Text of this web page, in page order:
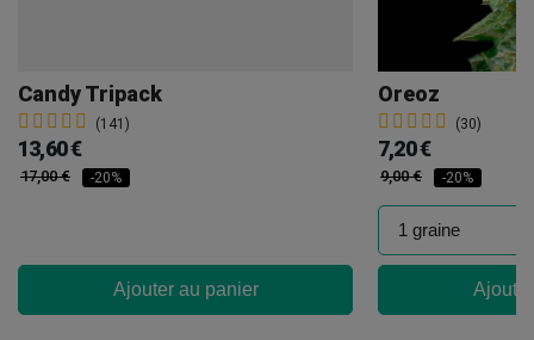
Candy Tripack
(141)
13,60 €
17,00 € -20%
Ajouter au panier
Oreoz
(30)
7,20 €
9,00 € -20%